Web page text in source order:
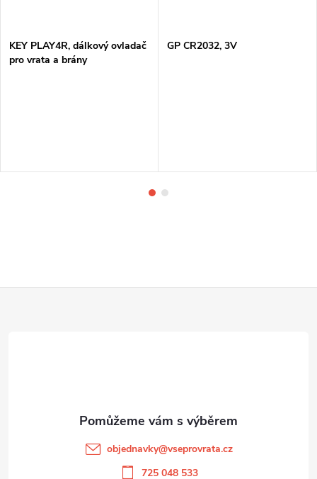
KEY PLAY4R, dálkový ovladač
pro vrata a brány
GP CR2032, 3V
objednavky@vseprovrata.cz
725 048 533